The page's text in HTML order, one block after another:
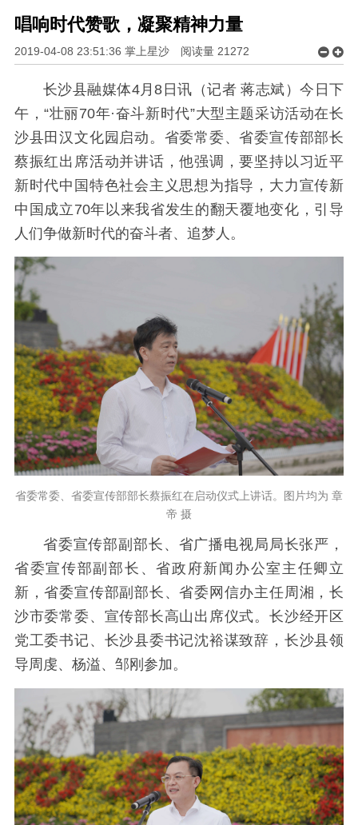
唱响时代赞歌，凝聚精神力量
2019-04-08 23:51:36 掌上星沙 阅读量 21272
长沙县融媒体4月8日讯（记者 蒋志斌）今日下
午，“壮丽70年·奋斗新时代”大型主题采访活动在长
沙县田汉文化园启动。省委常委、省委宣传部部长
蔡振红出席活动并讲话，他强调，要坚持以习近平
新时代中国特色社会主义思想为指导，大力宣传新
中国成立70年以来我省发生的翻天覆地变化，引导
人们争做新时代的奋斗者、追梦人。
省委常委、省委宣传部部长蔡振红在启动仪式上讲话。
图片均为 章
帝 摄
省委宣传部副部长、省广播电视局局长张严，
省委宣传部副部长、省政府新闻办公室主任卿立
新，省委宣传部副部长、省委网信办主任周湘，长
沙市委常委、宣传部长高山出席仪式。长沙经开区
党工委书记、长沙县委书记沈裕谋致辞，长沙县领
导周虔、杨溢、邹刚参加。